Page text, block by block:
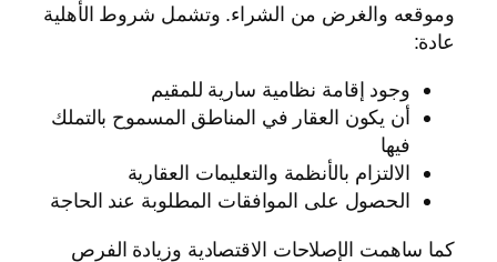
وموقعه والغرض من الشراء. وتشمل شروط الأهلية
عادة:
وجود إقامة نظامية سارية للمقيم
أن يكون العقار في المناطق المسموح بالتملك
فيها
الالتزام بالأنظمة والتعليمات العقارية
الحصول على الموافقات المطلوبة عند الحاجة
كما ساهمت الإصلاحات الاقتصادية وزيادة الفرص